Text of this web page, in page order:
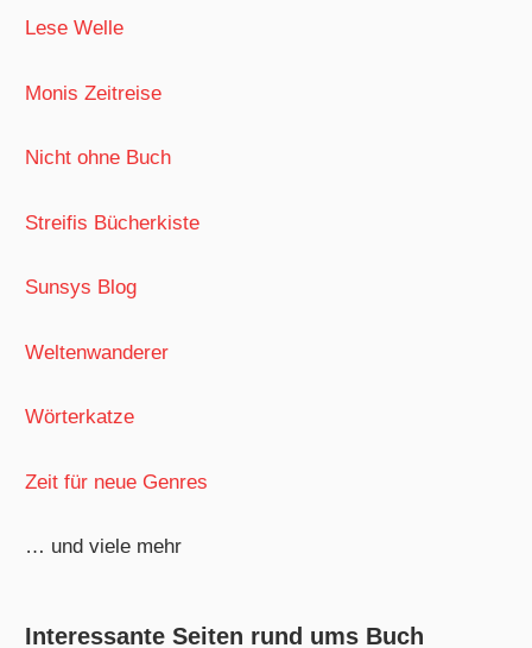
Lese Welle
Monis Zeitreise
Nicht ohne Buch
Streifis Bücherkiste
Sunsys Blog
Weltenwanderer
Wörterkatze
Zeit für neue Genres
… und viele mehr
Interessante Seiten rund ums Buch